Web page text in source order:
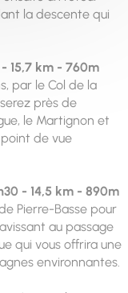
la descente qui
15,7 km - 760m
par le Col de la
près de
le Martignon et
point de vue
- 14,5 km - 890m
Pierre-Basse pour
au passage
qui vous offrira une
environnantes.